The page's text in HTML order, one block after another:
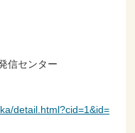
信センター
detail.html?cid=1&id=